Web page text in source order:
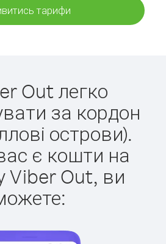
тарифи
Out легко
за кордон
острови).
є кошти на
Viber Out, ви